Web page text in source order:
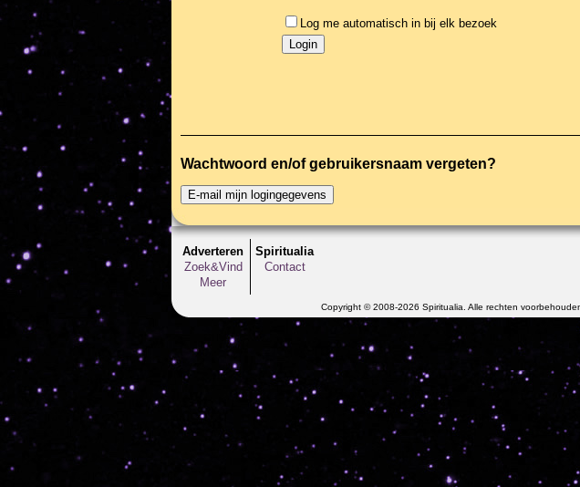
Log me automatisch in bij elk bezoek
Wachtwoord en/of gebruikersnaam vergeten?
Adverteren
Zoek&Vind
Meer
Spiritualia
Contact
Copyright © 2008-2026 Spiritualia. Alle rechten